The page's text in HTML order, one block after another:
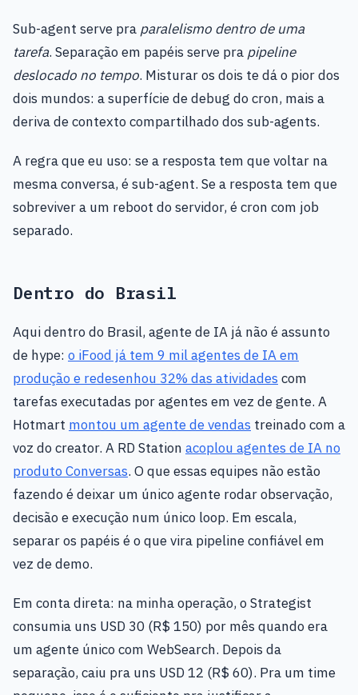
Sub-agent serve pra paralelismo dentro de uma
tarefa. Separação em papéis serve pra pipeline
deslocado no tempo. Misturar os dois te dá o pior dos
dois mundos: a superfície de debug do cron, mais a
deriva de contexto compartilhado dos sub-agents.
A regra que eu uso: se a resposta tem que voltar na
mesma conversa, é sub-agent. Se a resposta tem que
sobreviver a um reboot do servidor, é cron com job
separado.
Dentro do Brasil
Aqui dentro do Brasil, agente de IA já não é assunto
de hype: o iFood já tem 9 mil agentes de IA em
produção e redesenhou 32% das atividades com
tarefas executadas por agentes em vez de gente. A
Hotmart montou um agente de vendas treinado com a
voz do creator. A RD Station acoplou agentes de IA no
produto Conversas. O que essas equipes não estão
fazendo é deixar um único agente rodar observação,
decisão e execução num único loop. Em escala,
separar os papéis é o que vira pipeline confiável em
vez de demo.
Em conta direta: na minha operação, o Strategist
consumia uns USD 30 (R$ 150) por mês quando era
um agente único com WebSearch. Depois da
separação, caiu pra uns USD 12 (R$ 60). Pra um time